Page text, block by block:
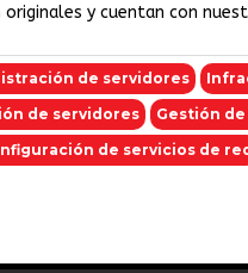
y cuentan con
de servidores
de servidores Gestión
de servicios de